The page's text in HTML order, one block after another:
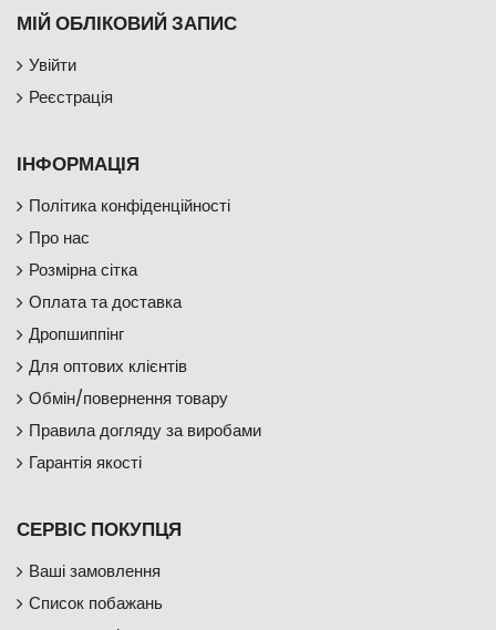
МІЙ ОБЛІКОВИЙ ЗАПИС
Увійти
Реєстрація
ІНФОРМАЦІЯ
Політика конфіденційності
Про нас
Розмірна сітка
Оплата та доставка
Дропшиппінг
Для оптових клієнтів
Обмін/повернення товару
Правила догляду за виробами
Гарантія якості
СЕРВІС ПОКУПЦЯ
Ваші замовлення
Список побажань